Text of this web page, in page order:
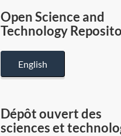
Open Science and
Technology
English
Dépôt ouvert des
sciences et